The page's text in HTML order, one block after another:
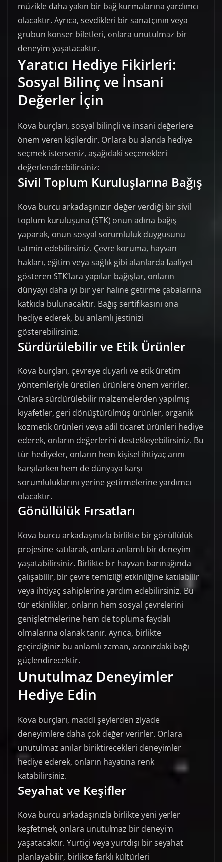
müzikle daha yakın bir bağ kurmalarına yardımcı
olacaktır. Ayrıca, sevdikleri bir sanatçının veya
grubun konser biletleri, onlara unutulmaz bir
deneyim yaşatacaktır.
Yaratıcı Hediye Fikirleri:
Sosyal Bilinç ve İnsani
Değerler İçin
Kova burçları, sosyal bilinçli ve insani değerlere
önem veren kişilerdir. Onlara bu alanda hediye
seçmek isterseniz, aşağıdaki seçenekleri
değerlendirebilirsiniz:
Sivil Toplum Kuruluşlarına Bağış
Kova burcu arkadaşınızın değer verdiği bir sivil
toplum kuruluşuna (STK) onun adına bağış
yaparak, onun sosyal sorumluluk duygusunu
tatmin edebilirsiniz. Çevre koruma, hayvan
hakları, eğitim veya sağlık gibi alanlarda faaliyet
gösteren STK’lara yapılan bağışlar, onların
dünyayı daha iyi bir yer haline getirme çabalarına
katkıda bulunacaktır. Bağış sertifikasını ona
hediye ederek, bu anlamlı jestinizi
gösterebilirsiniz.
Sürdürülebilir ve Etik Ürünler
Kova burçları, çevreye duyarlı ve etik üretim
yöntemleriyle üretilen ürünlere önem verirler.
Onlara sürdürülebilir malzemelerden yapılmış
kıyafetler, geri dönüştürülmüş ürünler, organik
kozmetik ürünleri veya adil ticaret ürünleri hediye
ederek, onların değerlerini destekleyebilirsiniz. Bu
tür hediyeler, onların hem kişisel ihtiyaçlarını
karşılarken hem de dünyaya karşı
sorumluluklarını yerine getirmelerine yardımcı
olacaktır.
Gönüllülük Fırsatları
Kova burcu arkadaşınızla birlikte bir gönüllülük
projesine katılarak, onlara anlamlı bir deneyim
yaşatabilirsiniz. Birlikte bir hayvan barınağında
çalışabilir, bir çevre temizliği etkinliğine katılabilir
veya ihtiyaç sahiplerine yardım edebilirsiniz. Bu
tür etkinlikler, onların hem sosyal çevrelerini
genişletmelerine hem de topluma faydalı
olmalarına olanak tanır. Ayrıca, birlikte
geçirdiğiniz bu anlamlı zaman, aranızdaki bağı
güçlendirecektir.
Unutulmaz Deneyimler
Hediye Edin
Kova burçları, maddi şeylerden ziyade
deneyimlere daha çok değer verirler. Onlara
unutulmaz anılar biriktirecekleri deneyimler
hediye ederek, onların hayatına renk
katabilirsiniz.
Seyahat ve Keşifler
Kova burcu arkadaşınızla birlikte yeni yerler
keşfetmek, onlara unutulmaz bir deneyim
yaşatacaktır. Yurtiçi veya yurtdışı bir seyahat
planlayabilir, birlikte farklı kültürleri